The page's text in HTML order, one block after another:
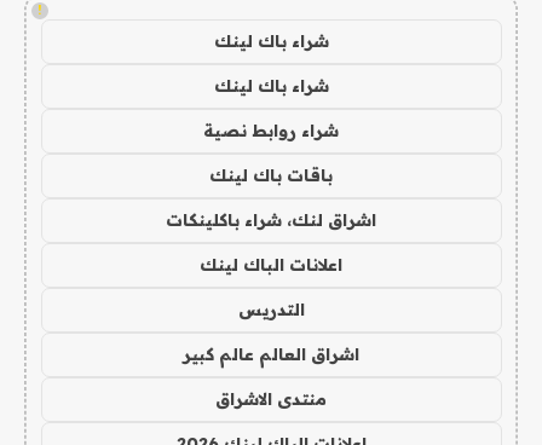
!
شراء باك لينك
شراء باك لينك
شراء روابط نصية
باقات باك لينك
اشراق لنك، شراء باكلينكات
اعلانات الباك لينك
التدريس
اشراق العالم عالم كبير
منتدى الاشراق